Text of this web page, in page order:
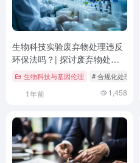
生物科技实验废弃物处理违反
环保法吗？| 探讨废弃物处理
的法律边界与合规路径
生物科技与基因伦理 # 合规化处理
1年前 1,458